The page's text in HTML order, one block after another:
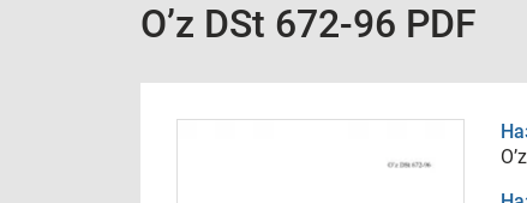
O’z DSt 672-96 PDF